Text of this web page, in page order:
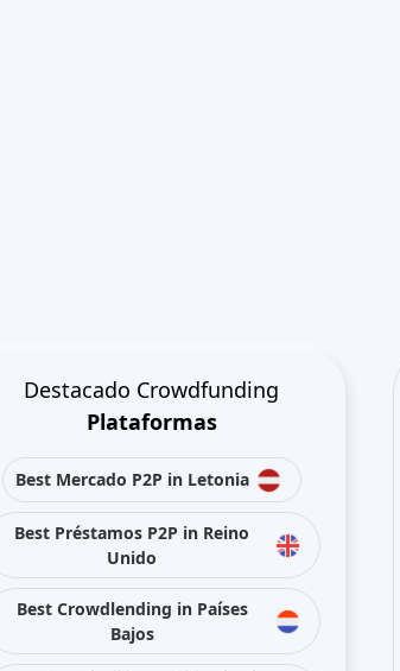
Destacado Crowdfunding
Plataformas
Best Mercado P2P in Letonia
Best Préstamos P2P in Reino
Unido
Best Crowdlending in Países
Bajos